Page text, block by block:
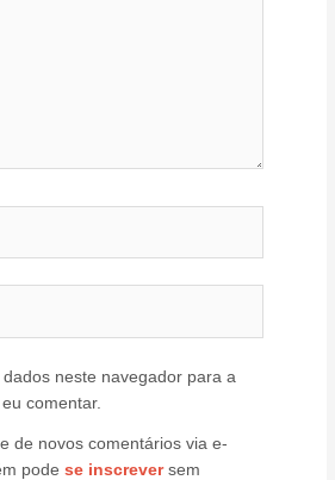
neste navegador para a
comentar.
de novos comentários via e-
podese inscreversem